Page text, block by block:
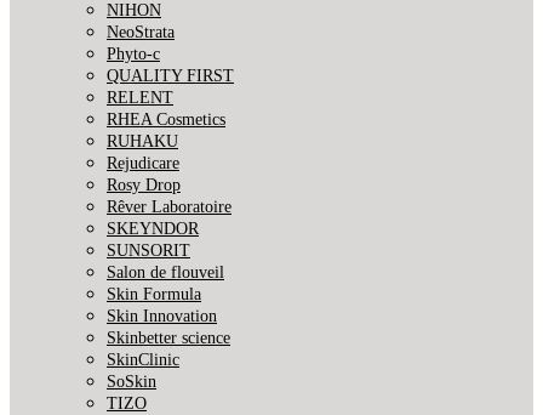
NIHON
NeoStrata
Phyto-c
QUALITY FIRST
RELENT
RHEA Cosmetics
RUHAKU
Rejudicare
Rosy Drop
Rêver Laboratoire
SKEYNDOR
SUNSORIT
Salon de flouveil
Skin Formula
Skin Innovation
Skinbetter science
SkinСlinic
SoSkin
TIZO